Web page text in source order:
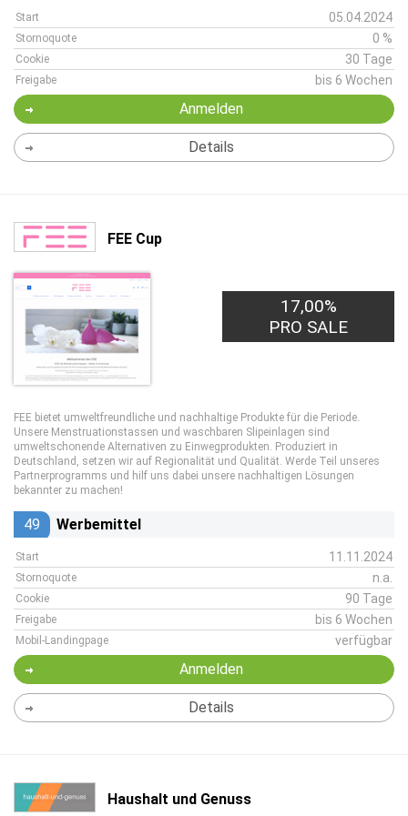
Start 05.04.2024
Stornoquote 0 %
Cookie 30 Tage
Freigabe bis 6 Wochen
Anmelden
Details
FEE Cup
17,00%
PRO SALE
FEE bietet umweltfreundliche und nachhaltige Produkte für die Periode.
Unsere Menstruationstassen und waschbaren Slipeinlagen sind
umweltschonende Alternativen zu Einwegprodukten. Produziert in
Deutschland, setzen wir auf Regionalität und Qualität. Werde Teil unseres
Partnerprogramms und hilf uns dabei unsere nachhaltigen Lösungen
bekannter zu machen!
49 Werbemittel
Start 11.11.2024
Stornoquote n.a.
Cookie 90 Tage
Freigabe bis 6 Wochen
Mobil-Landingpage verfügbar
Anmelden
Details
Haushalt und Genuss